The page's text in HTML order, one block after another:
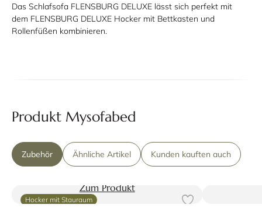
Das Schlafsofa FLENSBURG DELUXE lässt sich perfekt mit
dem FLENSBURG DELUXE Hocker mit Bettkasten und
Rollenfüßen kombinieren.
Produkt Mysofabed
Zubehör Ähnliche Artikel Kunden kauften auch
Hocker mit Stauraum
Zum Produkt